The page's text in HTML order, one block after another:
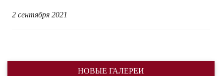
2 сентября 2021
НОВЫЕ ГАЛЕРЕИ